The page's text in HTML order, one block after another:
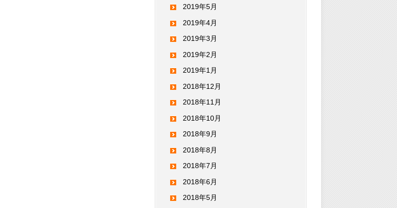
2019年5月
2019年4月
2019年3月
2019年2月
2019年1月
2018年12月
2018年11月
2018年10月
2018年9月
2018年8月
2018年7月
2018年6月
2018年5月